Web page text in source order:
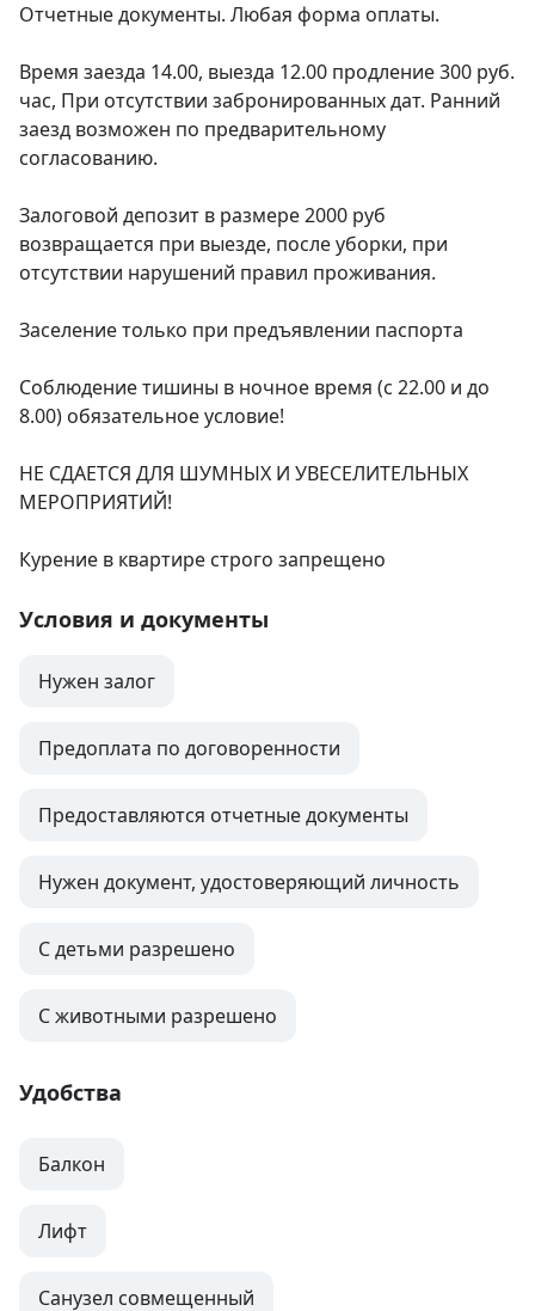
Отчетные документы. Любая форма оплаты.
Время заезда 14.00, выезда 12.00 продление 300 руб.
час, При отсутствии забронированных дат. Ранний
заезд возможен по предварительному
согласованию.
Залоговой депозит в размере 2000 руб
возвращается при выезде, после уборки, при
отсутствии нарушений правил проживания.
Заселение только при предъявлении паспорта
Соблюдение тишины в ночное время (с 22.00 и до
8.00) обязательное условие!
НЕ СДАЕТСЯ ДЛЯ ШУМНЫХ И УВЕСЕЛИТЕЛЬНЫХ
МЕРОПРИЯТИЙ!
Курение в квартире строго запрещено
Условия и документы
Нужен залог
Предоплата по договоренности
Предоставляются отчетные документы
Нужен документ, удостоверяющий личность
С детьми разрешено
С животными разрешено
Удобства
Балкон
Лифт
Санузел совмещенный